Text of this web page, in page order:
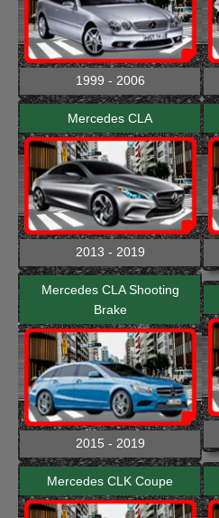
1999 - 2006
Mercedes CLA
2013 - 2019
Mercedes CLA Shooting
Brake
2015 - 2019
Mercedes CLK Coupe